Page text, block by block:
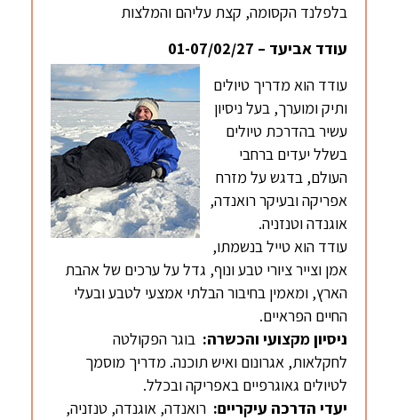
בלפלנד הקסומה, קצת עליהם והמלצות
עודד אביעד – 01-07/02/27
עודד הוא מדריך טיולים
ותיק ומוערך, בעל ניסיון
עשיר בהדרכת טיולים
בשלל יעדים ברחבי
העולם, בדגש על מזרח
אפריקה ובעיקר רואנדה,
אוגנדה וטנזניה.
עודד הוא טייל בנשמתו,
אמן וצייר ציורי טבע ונוף, גדל על ערכים של אהבת
הארץ, ומאמין בחיבור הבלתי אמצעי לטבע ובעלי
החיים הפראיים.
ניסיון מקצועי והכשרה: בוגר הפקולטה
לחקלאות, אגרונום ואיש תוכנה. מדריך מוסמך
לטיולים גאוגרפיים באפריקה ובכלל.
יעדי הדרכה עיקריים: רואנדה, אוגנדה, טנזניה,